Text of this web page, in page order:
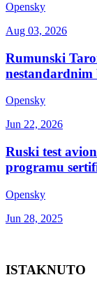
Opensky
Aug 03, 2026
Rumunski
nestandardnim
Opensky
Jun 22, 2026
Ruski test
programu
Opensky
Jun 28, 2025
ISTAKNUTO